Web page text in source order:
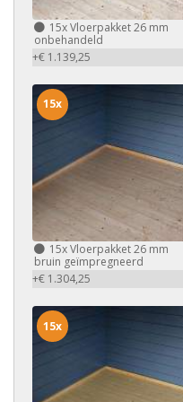
15xVloerpakket 26 mm
onbehandeld
+€ 1.139,25
15xVloerpakket 26 mm
bruin geïmpregneerd
+€ 1.304,25
15x
15x